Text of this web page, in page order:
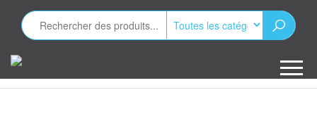
contenu
publicitaires